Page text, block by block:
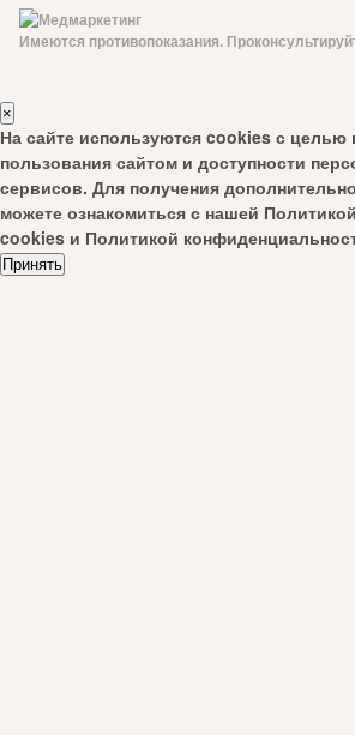
Имеются противопоказания.
×
На сайте используются cookies с
пользования сайтом и доступности
сервисов. Для получения
можете ознакомиться с нашей
cookies и Политикой
Принять